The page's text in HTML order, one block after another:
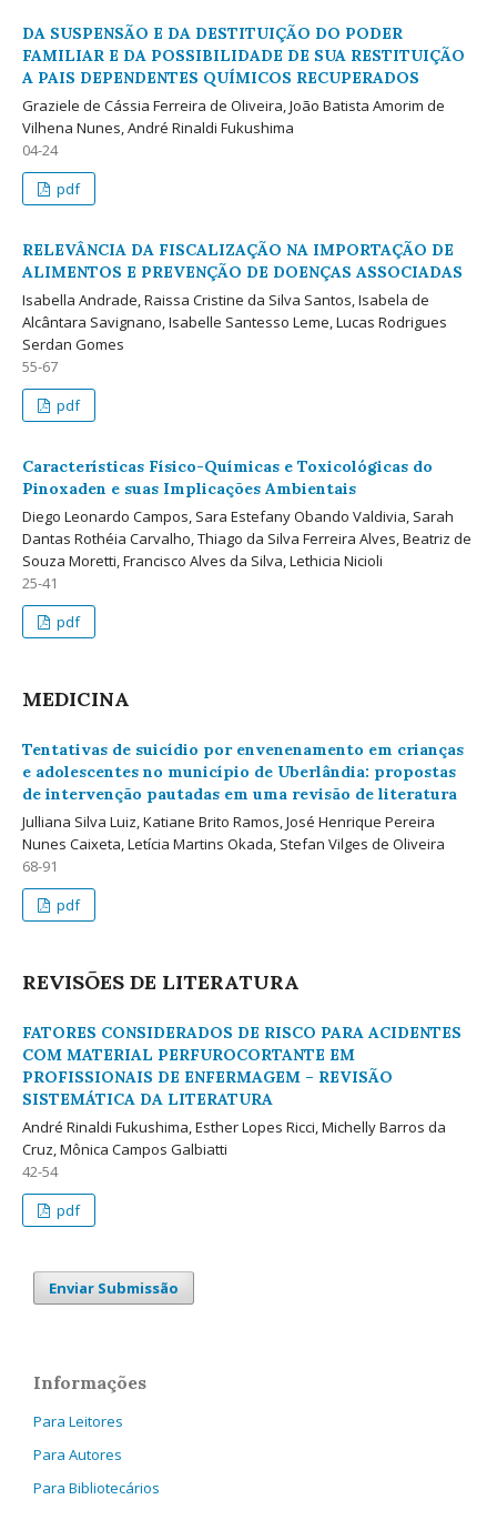
DA SUSPENSÃO E DA DESTITUIÇÃO DO PODER
FAMILIAR E DA POSSIBILIDADE DE SUA RESTITUIÇÃO
A PAIS DEPENDENTES QUÍMICOS RECUPERADOS
Graziele de Cássia Ferreira de Oliveira, João Batista Amorim de
Vilhena Nunes, André Rinaldi Fukushima
04-24
pdf
RELEVÂNCIA DA FISCALIZAÇÃO NA IMPORTAÇÃO DE
ALIMENTOS E PREVENÇÃO DE DOENÇAS ASSOCIADAS
Isabella Andrade, Raissa Cristine da Silva Santos, Isabela de
Alcântara Savignano, Isabelle Santesso Leme, Lucas Rodrigues
Serdan Gomes
55-67
pdf
Características Físico-Químicas e Toxicológicas do
Pinoxaden e suas Implicações Ambientais
Diego Leonardo Campos, Sara Estefany Obando Valdivia, Sarah
Dantas Rothéia Carvalho, Thiago da Silva Ferreira Alves, Beatriz de
Souza Moretti, Francisco Alves da Silva, Lethicia Nicioli
25-41
pdf
MEDICINA
Tentativas de suicídio por envenenamento em crianças
e adolescentes no município de Uberlândia: propostas
de intervenção pautadas em uma revisão de literatura
Julliana Silva Luiz, Katiane Brito Ramos, José Henrique Pereira
Nunes Caixeta, Letícia Martins Okada, Stefan Vilges de Oliveira
68-91
pdf
REVISÕES DE LITERATURA
FATORES CONSIDERADOS DE RISCO PARA ACIDENTES
COM MATERIAL PERFUROCORTANTE EM
PROFISSIONAIS DE ENFERMAGEM – REVISÃO
SISTEMÁTICA DA LITERATURA
André Rinaldi Fukushima, Esther Lopes Ricci, Michelly Barros da
Cruz, Mônica Campos Galbiatti
42-54
pdf
Enviar Submissão
Informações
Para Leitores
Para Autores
Para Bibliotecários